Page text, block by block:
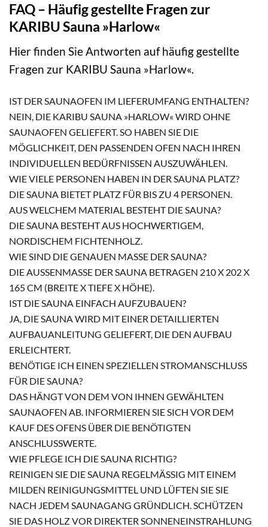
FAQ – Häufig gestellte Fragen zur
KARIBU Sauna »Harlow«
Hier finden Sie Antworten auf häufig gestellte
Fragen zur KARIBU Sauna »Harlow«.
IST DER SAUNAOFEN IM LIEFERUMFANG ENTHALTEN?
NEIN, DIE KARIBU SAUNA »HARLOW« WIRD OHNE
SAUNAOFEN GELIEFERT. SO HABEN SIE DIE
MÖGLICHKEIT, DEN PASSENDEN OFEN NACH IHREN
INDIVIDUELLEN BEDÜRFNISSEN AUSZUWÄHLEN.
WIE VIELE PERSONEN HABEN IN DER SAUNA PLATZ?
DIE SAUNA BIETET PLATZ FÜR BIS ZU 4 PERSONEN.
AUS WELCHEM MATERIAL BESTEHT DIE SAUNA?
DIE SAUNA BESTEHT AUS HOCHWERTIGEM,
NORDISCHEM FICHTENHOLZ.
WIE SIND DIE GENAUEN MASSE DER SAUNA?
DIE AUSSENMASSE DER SAUNA BETRAGEN 210 X 202 X 16
5 CM (BREITE X TIEFE X HÖHE).
IST DIE SAUNA EINFACH AUFZUBAUEN?
JA, DIE SAUNA WIRD MIT EINER DETAILLIERTEN
AUFBAUANLEITUNG GELIEFERT, DIE DEN AUFBAU
ERLEICHTERT.
BENÖTIGE ICH EINEN SPEZIELLEN STROMANSCHLUSS
FÜR DIE SAUNA?
DAS HÄNGT VON DEM VON IHNEN GEWÄHLTEN
SAUNAOFEN AB. INFORMIEREN SIE SICH VOR DEM
KAUF DES OFENS ÜBER DIE BENÖTIGTEN
ANSCHLUSSWERTE.
WIE PFLEGE ICH DIE SAUNA RICHTIG?
REINIGEN SIE DIE SAUNA REGELMÄSSIG MIT EINEM M
ILDEN REINIGUNGSMITTEL UND LÜFTEN SIE SIE N
ACH JEDEM SAUNAGANG GRÜNDLICH. SCHÜTZEN S
IE DAS HOLZ VOR DIREKTER SONNENEINSTRAHLUNG U